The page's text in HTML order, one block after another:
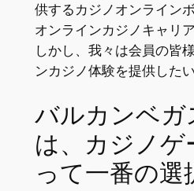
供するカジノオンライン
オンラインカジノキャリ
しかし、我々は会員の皆
ンカジノ体験を提供した
バルカンベガ
は、カジノゲ
って一番の選